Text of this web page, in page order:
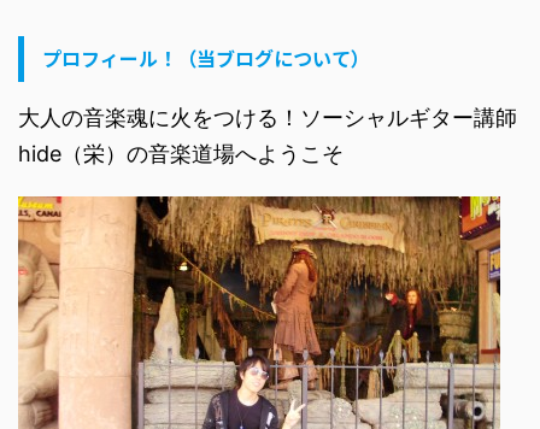
プロフィール！（当ブログについて）
大人の音楽魂に火をつける！ソーシャルギター講師
hide（栄）の音楽道場へようこそ